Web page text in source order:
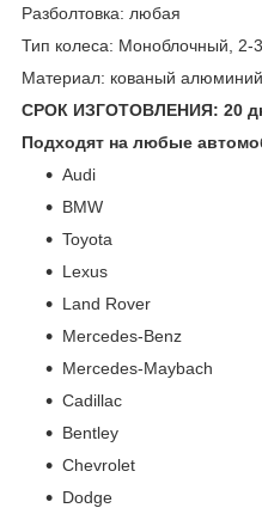
Разболтовка: любая
Тип колеса: Моноблочный, 2-
Материал: кованый
СРОК ИЗГОТОВЛЕНИЯ: 20
Подходят на любые
Audi
BMW
Toyota
Lexus
Land Rover
Mercedes-Benz
Mercedes-Maybach
Cadillac
Bentley
Chevrolet
Dodge